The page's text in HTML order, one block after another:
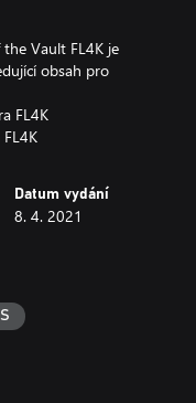
Vault FL4K je
obsah pro
FL4K
Datum vydání
8. 4. 2021